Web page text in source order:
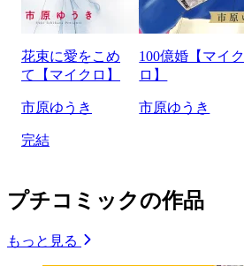
花束に愛をこめ
て【マイクロ】
市原ゆうき
完結
100億婚【マイク
ロ】
市原ゆうき
プチコミックの作品
もっと見る